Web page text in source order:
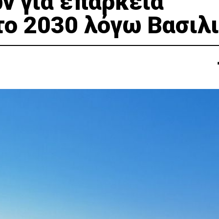
2030 λόγω